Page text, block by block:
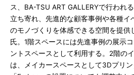
ス、BA-TSU ART GALLERYで行われ
立ち寄れ、先進的な顧客事例や各種イ
のモノづくりを体感できる空間を提供
氏。1階スペースには先進事例の展示
ントスペースとして利用する。2階の
は、メイカースペースとして3Dプリ